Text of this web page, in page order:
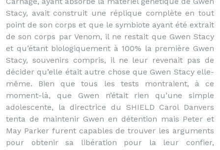
Stacy, avait construit une réplique complète en tout
point de son corps et que le symbiote ayant été extrait
de son corps par Venom, il ne restait que Gwen Stacy
et qu’étant biologiquement à 100% la première Gwen
Stacy, souvenirs compris, il ne leur revenait pas de
décider qu’elle était autre chose que Gwen Stacy elle-
même. Bien que tous les tests montraient, à ce
moment-là, que Gwen n’était rien qu’une simple
adolescente, la directrice du SHIELD Carol Danvers
tenta de maintenir Gwen en détention mais Peter et
May Parker furent capables de trouver les arguments
pour obtenir sa libération pour la leur confier,